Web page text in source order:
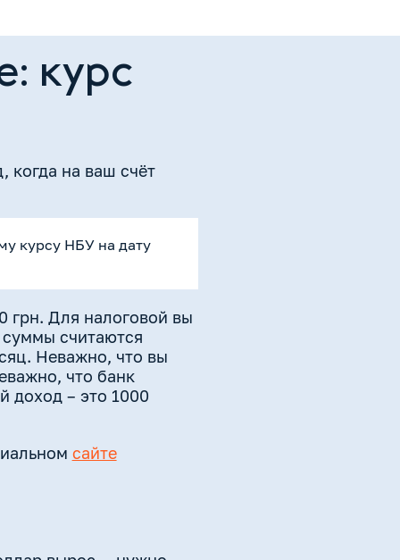
курс
когда на ваш счёт
курсу НБУ на дату
грн. Для налоговой вы
считаются
Неважно, что вы
что банк
доход – это 1000
сайте